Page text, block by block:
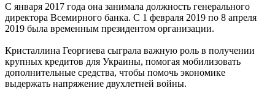
С января 2017 года она занимала должность генерального
директора Всемирного банка. С 1 февраля 2019 по 8 апреля
2019 была временным президентом организации.
Кристаллина Георгиева сыграла важную роль в получении
крупных кредитов для Украины, помогая мобилизовать
дополнительные средства, чтобы помочь экономике
выдержать напряжение двухлетней войны.